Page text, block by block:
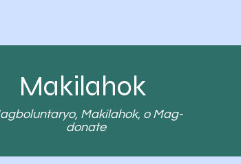
Makilahok
Makilahok, o Mag-
donate